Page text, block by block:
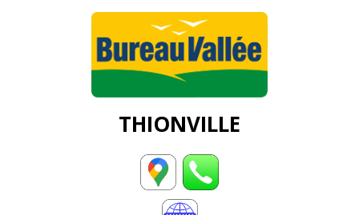
THIONVILLE